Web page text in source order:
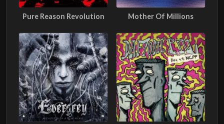
Pure Reason Revolution Mother Of Millions